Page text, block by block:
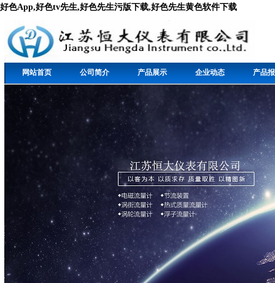
好色App,好色tv先生,好色先生污版下载,好色先生黄色软件下载
网站首页 公司简介 产品展示 企业动态 产品